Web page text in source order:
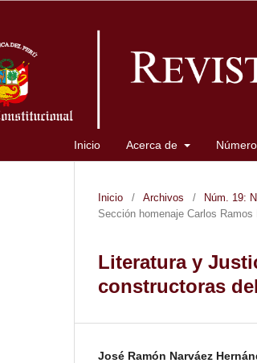
Inicio Acerca de
Inicio / Archivos / Núm. 19:
Sección homenaje Carlos Ramos
Literatura y
constructoras
José Ramón Narváez